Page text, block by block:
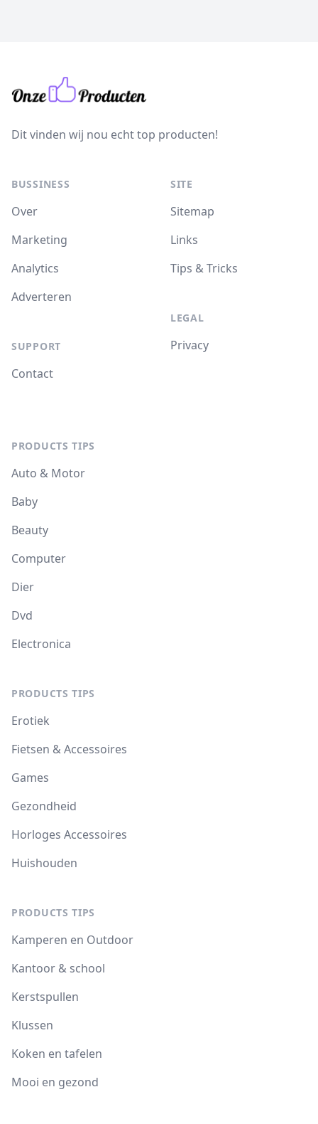
Dit vinden wij nou echt top producten!
BUSSINESS
Over
Marketing
Analytics
Adverteren
SUPPORT
Contact
SITE
Sitemap
Links
Tips & Tricks
LEGAL
Privacy
PRODUCTS TIPS
Auto & Motor
Baby
Beauty
Computer
Dier
Dvd
Electronica
PRODUCTS TIPS
Erotiek
Fietsen & Accessoires
Games
Gezondheid
Horloges Accessoires
Huishouden
PRODUCTS TIPS
Kamperen en Outdoor
Kantoor & school
Kerstspullen
Klussen
Koken en tafelen
Mooi en gezond